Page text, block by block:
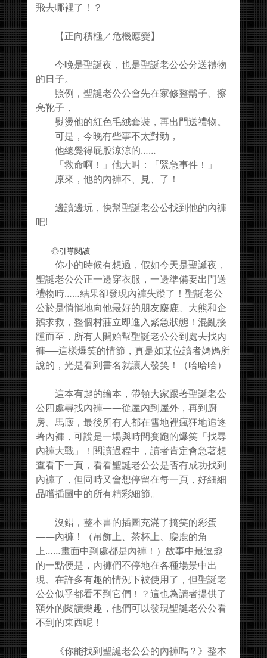
飛去哪裡了！？
【正向積極／危機應變】
今晚是聖誕夜，也是聖誕老公公分送禮物
的日子。
照例，聖誕老公公會先在家修整鬍子、擦
亮靴子，
熨燙他的紅色毛絨套裝，再出門送禮物。
可是，今晚有些事不太對勁，
他總覺得屁股涼涼的……
「救命啊！」他大叫：「緊急事件！」
原來，他的內褲不、見、了！
邊讀邊玩，快幫聖誕老公公找到他的內褲
吧!
◎引導閱讀
你小的時候有想過，假如今天是聖誕夜，
聖誕老公公正一邊穿衣服，一邊準備要出門送
禮物時……結果卻發現內褲失蹤了！聖誕老公
公於是悄悄地向他最好的朋友麋鹿、大熊和企
鵝求救，整個村莊立即進入緊急狀態！混亂接
踵而至，所有人開始幫聖誕老公公到處去找內
褲──這樣爆笑的情節，真是如某位讀者媽媽所
說的，光是看到書名就讓人發笑！（哈哈哈）
這本有趣的繪本，帶領大家跟著聖誕老公
公四處尋找內褲——從屋內到屋外，再到廚
房、馬廄，最後所有人都在雪地裡瘋狂地追逐
著內褲，可說是一場與時間賽跑的爆笑「找尋
內褲大戰」！閱讀過程中，讀者肯定會急著想
查看下一頁，看看聖誕老公公是否有成功找到
內褲了，但同時又會想停留在每一頁，好細細
品嚐插圖中的所有精彩細節。
沒錯，整本書的插圖充滿了搞笑的彩蛋
——內褲！（吊飾上、茶杯上、麋鹿的角
上……畫面中到處都是內褲！）故事中最逗趣
的一點便是，內褲們不停地在各種場景中出
現、在許多有趣的情況下被使用了，但聖誕老
公公似乎都看不到它們！？這也為讀者提供了
額外的閱讀樂趣，他們可以發現聖誕老公公看
不到的東西呢！
《你能找到聖誕老公公的內褲嗎？》整本